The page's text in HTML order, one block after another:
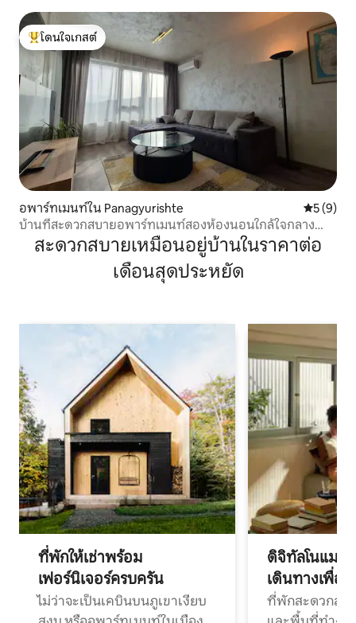
โดนใจเกสต์ที่สุด
โดนใจเกสต์
อพาร์ทเมนท์ใน Panagyurishte คะแนนเฉ
5 (9)
บ้านที่สะดวกสบายอพาร์ทเมนท์สองห้องนอนใกล้ใจกลาง
เมืองสะดวกสบายเหมือนอยู่บ้านในราคาต่อ
เดือนสุดประหยัด
ที่พักให้เช่าพร้อม
เฟอร์นิเจอร์ครบครัน
ไม่ว่าจะเป็นเคบินบนภูเขาเงียบ
ดิจิทัลโนแมด
เดินทางเพื่อ
ที่พักสะดวกสบ